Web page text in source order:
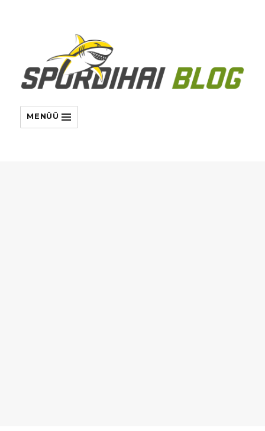
MENÜÜ